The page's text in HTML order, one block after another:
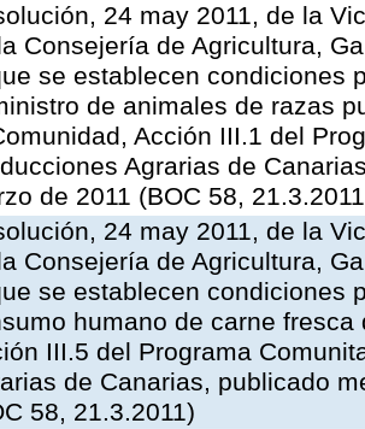
24 may 2011, de la
Consejería de Agricultura,
se establecen condiciones
de animales de razas
Acción III.1 del
Agrarias de
de 2011 (BOC 58,
24 may 2011, de la
Consejería de Agricultura,
se establecen condiciones
humano de carne
III.5 del Programa
de Canarias, publicado
58, 21.3.2011)